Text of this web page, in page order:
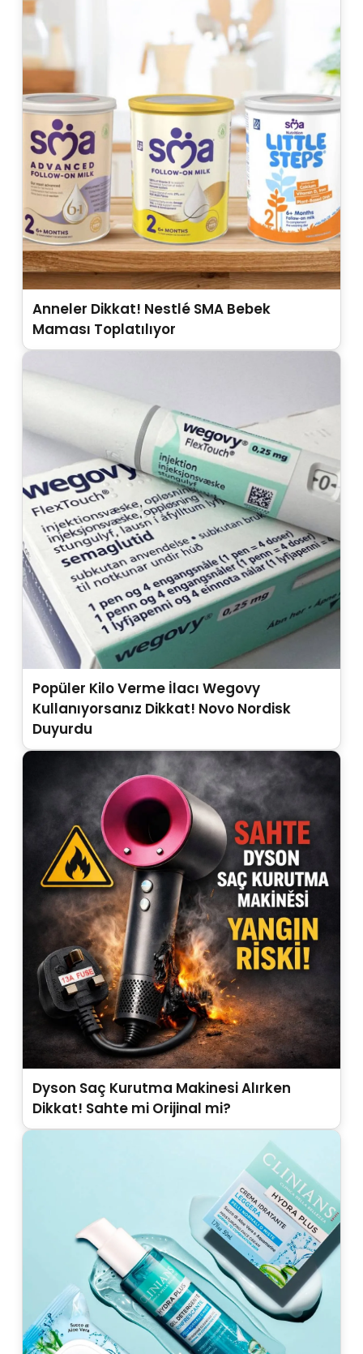
Anneler Dikkat! Nestlé SMA Bebek
Maması Toplatılıyor
Popüler Kilo Verme İlacı Wegovy
Kullanıyorsanız Dikkat! Novo Nordisk
Duyurdu
Dyson Saç Kurutma Makinesi Alırken
Dikkat! Sahte mi Orijinal mi?